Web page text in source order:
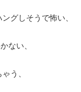
グしそうで怖い、
ない、
う、